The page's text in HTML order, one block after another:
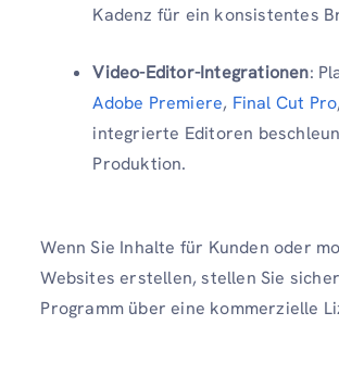
Kadenz für ein konsistentes
Video-Editor-Integrationen:
Adobe Premiere, Final Cut Pro
integrierte Editoren
Produktion.
Wenn Sie Inhalte für Kunden oder
Websites erstellen, stellen Sie
Programm über eine kommerzielle